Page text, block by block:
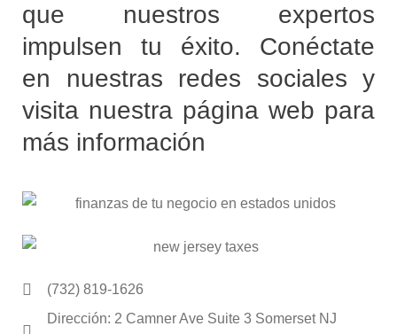
que nuestros expertos
impulsen tu éxito. Conéctate
en nuestras redes sociales y
visita nuestra página web para
más información
(732) 819-1626
Dirección: 2 Camner Ave Suite 3 Somerset NJ